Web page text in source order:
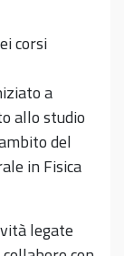
corsi
a
allo studio
del
in Fisica
legate